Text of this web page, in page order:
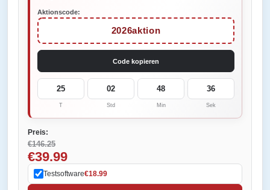
Aktionscode:
2026aktion
Code kopieren
25
T
02
Std
48
Min
36
Sek
Preis:
€146.25
€39.99
Testsoftware€18.99